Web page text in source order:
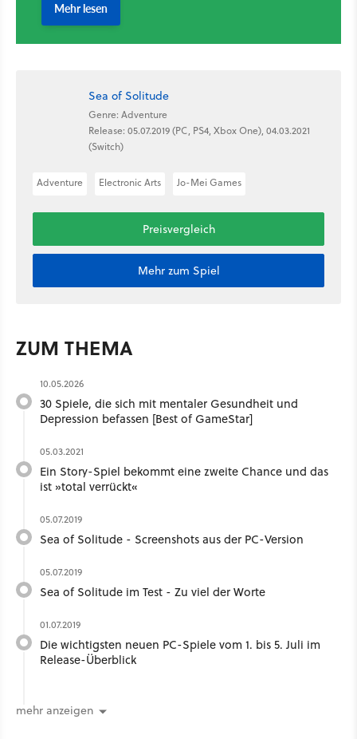
Sea of Solitude
Genre: Adventure
Release: 05.07.2019 (PC, PS4, Xbox One), 04.03.2021
(Switch)
Adventure Electronic Arts Jo-Mei Games
Preisvergleich
Mehr zum Spiel
ZUM THEMA
10.05.2026
30 Spiele, die sich mit mentaler Gesundheit und
Depression befassen [Best of GameStar]
05.03.2021
Ein Story-Spiel bekommt eine zweite Chance und das
ist »total verrückt«
05.07.2019
Sea of Solitude - Screenshots aus der PC-Version
05.07.2019
Sea of Solitude im Test - Zu viel der Worte
01.07.2019
Die wichtigsten neuen PC-Spiele vom 1. bis 5. Juli im
Release-Überblick
mehr anzeigen